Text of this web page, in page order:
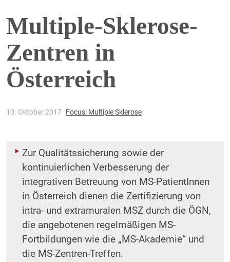
Multiple-Sklerose-
Zentren in
Österreich
10. Oktober 2017 Focus: Multiple Sklerose
Zur Qualitätssicherung sowie der
kontinuierlichen Verbesserung der
integrativen Betreuung von MS-PatientInnen
in Österreich dienen die Zertifizierung von
intra- und extramuralen MSZ durch die ÖGN,
die angebotenen regelmäßigen MS-
Fortbildungen wie die „MS-Akademie“ und
die MS-Zentren-Treffen.